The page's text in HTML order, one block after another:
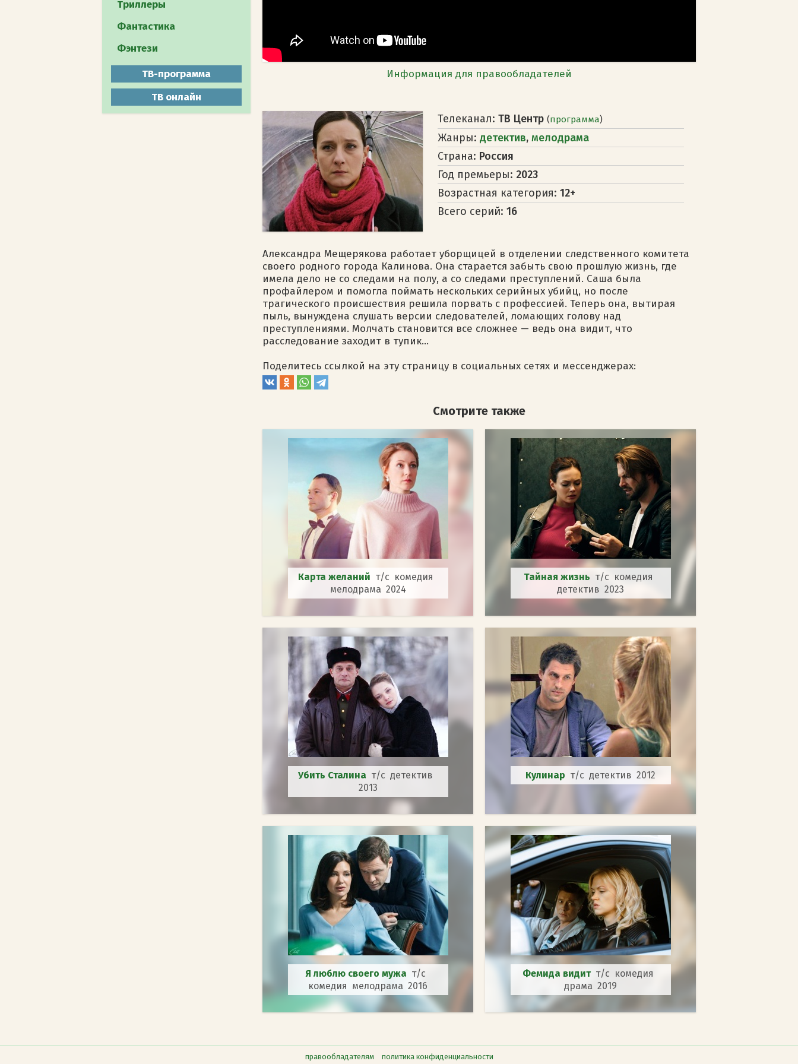
Документальное
Животный мир
Мистика
Триллеры
Фантастика
Фэнтези
ТВ-программа
ТВ онлайн
Информация для правообладателей
Телеканал: ТВ Центр (программа)
Жанры: детектив, мелодрама
Страна: Россия
Год премьеры: 2023
Возрастная категория: 12+
Всего серий: 16
Александра Мещерякова работает уборщицей в отделении следственного комитета
своего родного города Калинова. Она старается забыть свою прошлую жизнь, где
имела дело не со следами на полу, а со следами преступлений. Саша была
профайлером и помогла поймать нескольких серийных убийц, но после
трагического происшествия решила порвать с профессией. Теперь она, вытирая
пыль, вынуждена слушать версии следователей, ломающих голову над
преступлениями. Молчать становится все сложнее — ведь она видит, что
расследование заходит в тупик...
Поделитесь ссылкой на эту страницу в социальных сетях и мессенджерах:
Смотрите также
Карта желаний т/с комедия
мелодрама 2024
Тайная жизнь т/с комедия
детектив 2023
Убить Сталина т/с детектив
2013
Кулинар т/с детектив 2012
Я люблю своего мужа т/с
комедия мелодрама 2016
Фемида видит т/с комедия
драма 2019
правообладателям политика конфиденциальности